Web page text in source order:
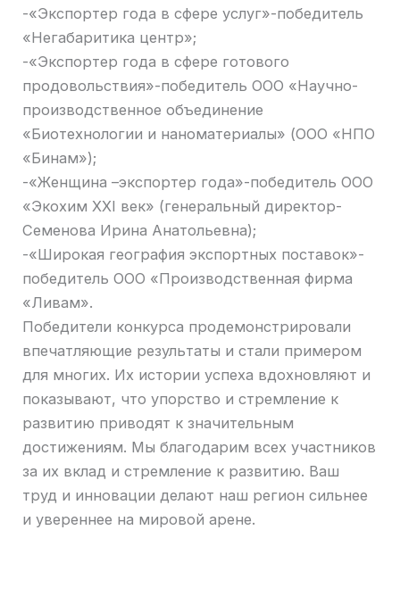
-«Экспортер года в сфере услуг»-победитель
«Негабаритика центр»;
-«Экспортер года в сфере готового
продовольствия»-победитель ООО «Научно-
производственное объединение
«Биотехнологии и наноматериалы» (ООО «НПО
«Бинам»);
-«Женщина –экспортер года»-победитель ООО
«Экохим XXI век» (генеральный директор-
Семенова Ирина Анатольевна);
-«Широкая география экспортных поставок»-
победитель ООО «Производственная фирма
«Ливам».
Победители конкурса продемонстрировали
впечатляющие результаты и стали примером
для многих. Их истории успеха вдохновляют и
показывают, что упорство и стремление к
развитию приводят к значительным
достижениям. Мы благодарим всех участников
за их вклад и стремление к развитию. Ваш
труд и инновации делают наш регион сильнее
и увереннее на мировой арене.